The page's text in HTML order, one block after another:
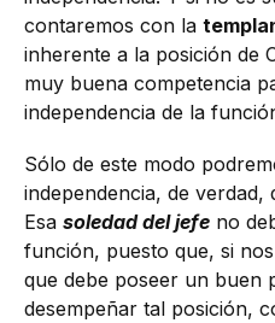
contaremos con la
inherente a la posición de
muy buena competencia
independencia de la
Sólo de este modo
independencia, de verdad,
Esa soledad del jefe no
función, puesto que, si
que debe poseer un buen
desempeñar tal posición,